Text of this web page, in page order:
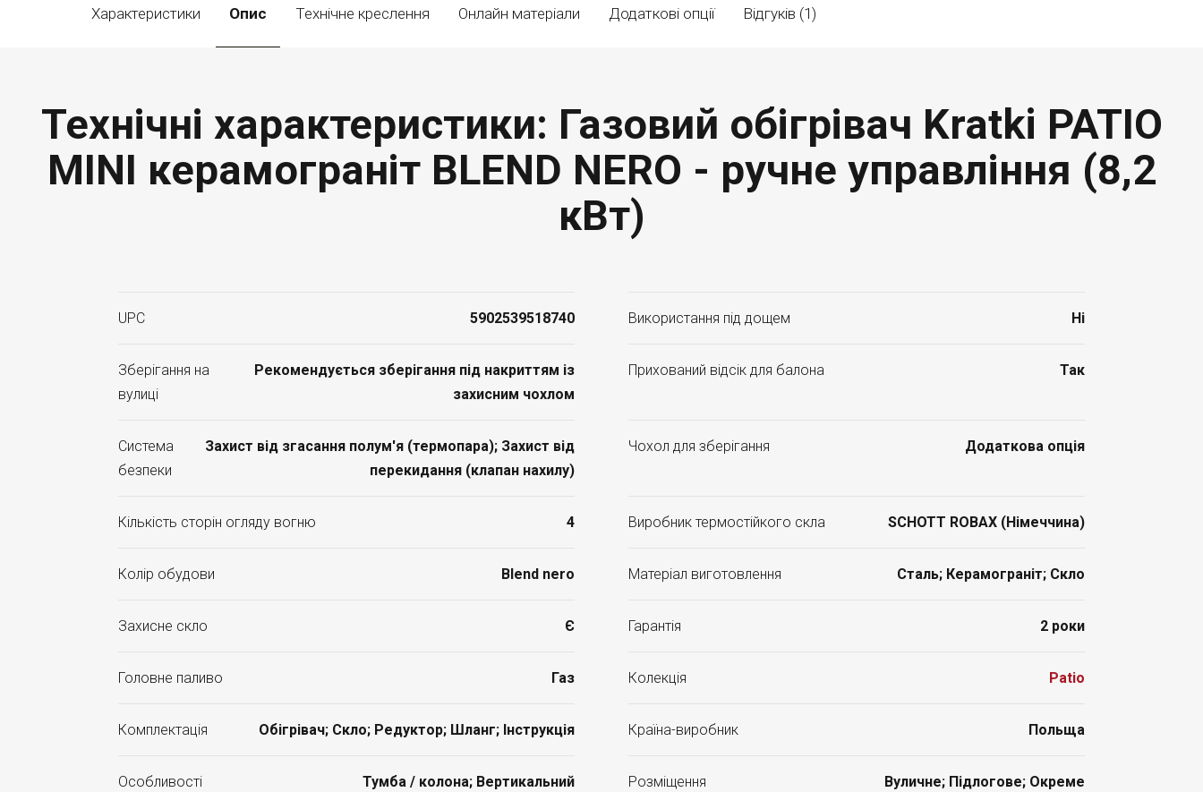
Характеристики Опис Технічне креслення Онлайн матеріали Додаткові опції Відгуків (1)
Технічні характеристики: Газовий обігрівач Kratki PATIO
MINI керамограніт BLEND NERO - ручне управління (8,2
кВт)
UPC 5902539518740 Використання під дощем Ні
Зберігання на
вулиці
Рекомендується зберігання під накриттям із
захисним чохлом
Прихований відсік для балона Так
Система
безпеки
Захист від згасання полум'я (термопара); Захист від
перекидання (клапан нахилу)
Чохол для зберігання Додаткова опція
Кількість сторін огляду вогню 4 Виробник термостійкого скла SCHOTT ROBAX (Німеччина)
Колір обудови Blend nero Матеріал виготовлення Сталь; Керамограніт; Скло
Захисне скло Є Гарантія 2 роки
Головне паливо Газ Колекція Patio
Комплектація Обігрівач; Скло; Редуктор; Шланг; Інструкція Країна-виробник Польща
Особливості Тумба / колона; Вертикальний Розміщення Вуличне; Підлогове; Окреме